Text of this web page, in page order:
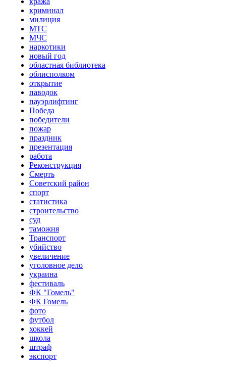
криминал
милиция
МТС
МЧС
наркотики
новый год
областная библиотека
облисполком
открытие
паводок
пауэрлифтинг
Победа
победители
пожар
праздник
презентация
работа
Реконструкция
Смерть
Советский район
спорт
статистика
строительство
суд
таможня
Транспорт
убийство
увеличение
уголовное дело
украина
фестиваль
ФК "Гомель"
ФК Гомель
фото
футбол
хоккей
школа
штраф
экспорт